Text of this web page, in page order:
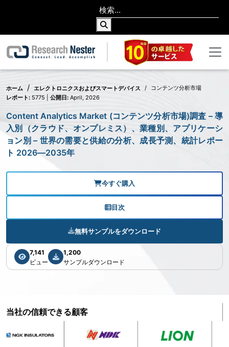
ホーム エレクトロニクスおよびスマートデバイス
コンテンツ分析市場
レポート: 5775 | 公開日: April, 2026
Content Analytics Market (コンテンツ分析市場)調査 – 導
入別（クラウド、オンプレミス）、業種別、アプリケーシ
ョン別 – 世界の需要と供給の分析、成長予測、統計レポー
ト 2026―2035年
今すぐ購入
目次
無料サンプルをダウンロード
7,141
ビュー
1,200
サンプルダウンロード
当社の信頼できる顧客